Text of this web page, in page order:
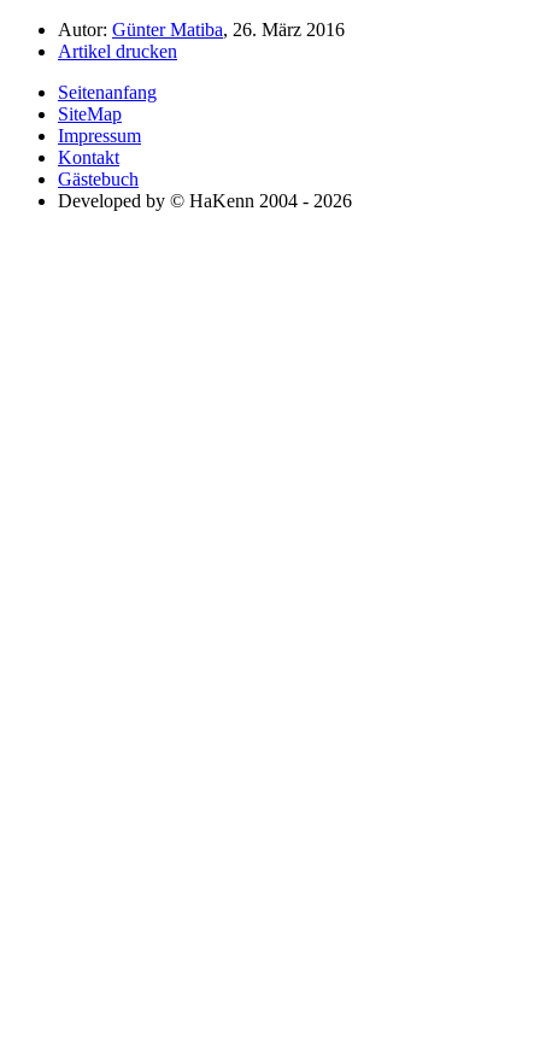
Autor: Günter Matiba, 26. März 2016
Artikel drucken
Seitenanfang
SiteMap
Impressum
Kontakt
Gästebuch
Developed by © HaKenn 2004 - 2026